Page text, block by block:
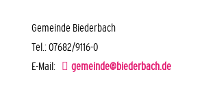
Gemeinde Biederbach
Tel.: 07682/9116-0
E-Mail:
gemeinde@biederbach.de